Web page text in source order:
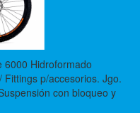
6000 Hidroformado
p/accesorios. Jgo.
con bloqueo y